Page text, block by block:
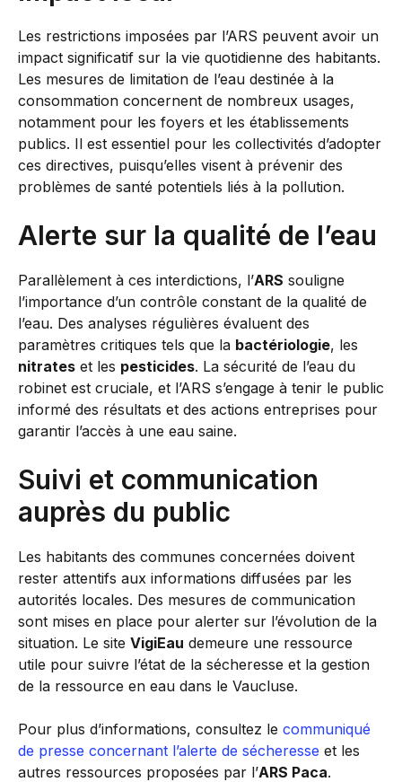
Les restrictions imposées par l’ARS peuvent avoir un
impact significatif sur la vie quotidienne des habitants.
Les mesures de limitation de l’eau destinée à la
consommation concernent de nombreux usages,
notamment pour les foyers et les établissements
publics. Il est essentiel pour les collectivités d’adopter
ces directives, puisqu’elles visent à prévenir des
problèmes de santé potentiels liés à la pollution.
Alerte sur la qualité de l’eau
Parallèlement à ces interdictions, l’ARS souligne
l’importance d’un contrôle constant de la qualité de
l’eau. Des analyses régulières évaluent des
paramètres critiques tels que la bactériologie, les
nitrates et les pesticides. La sécurité de l’eau du
robinet est cruciale, et l’ARS s’engage à tenir le public
informé des résultats et des actions entreprises pour
garantir l’accès à une eau saine.
Suivi et communication
auprès du public
Les habitants des communes concernées doivent
rester attentifs aux informations diffusées par les
autorités locales. Des mesures de communication
sont mises en place pour alerter sur l’évolution de la
situation. Le site VigiEau demeure une ressource
utile pour suivre l’état de la sécheresse et la gestion
de la ressource en eau dans le Vaucluse.
Pour plus d’informations, consultez le communiqué
de presse concernant l’alerte de sécheresse et les
autres ressources proposées par l’ARS Paca.